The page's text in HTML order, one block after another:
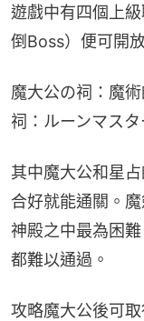
遊戲中有四個上
倒Boss）便可開
魔大公の祠：魔
祠：ルーンマス
其中魔大公和星
合好就能通關。
神殿之中最為困
都難以通過。
攻略魔大公後可